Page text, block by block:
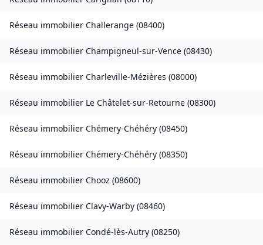
Réseau immobilier Challerange (08400)
Réseau immobilier Champigneul-sur-Vence (08430)
Réseau immobilier Charleville-Mézières (08000)
Réseau immobilier Le Châtelet-sur-Retourne (08300)
Réseau immobilier Chémery-Chéhéry (08450)
Réseau immobilier Chémery-Chéhéry (08350)
Réseau immobilier Chooz (08600)
Réseau immobilier Clavy-Warby (08460)
Réseau immobilier Condé-lès-Autry (08250)